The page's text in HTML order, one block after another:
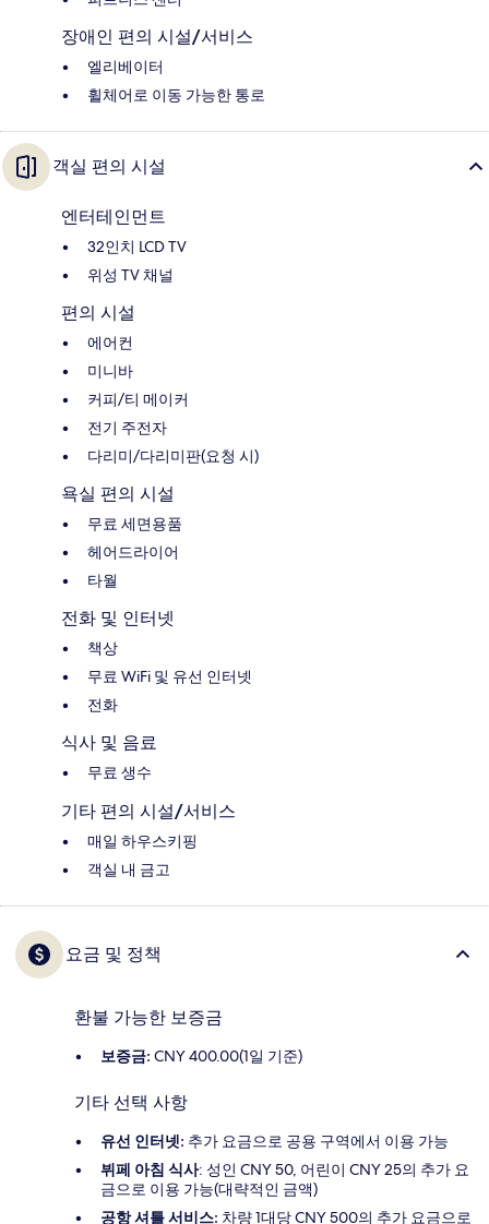
장애인 편의 시설/서비스
엘리베이터
휠체어로 이동 가능한 통로
객실 편의 시설
엔터테인먼트
32인치 LCD TV
위성 TV 채널
편의 시설
에어컨
미니바
커피/티 메이커
전기 주전자
다리미/다리미판(요청 시)
욕실 편의 시설
무료 세면용품
헤어드라이어
타월
전화 및 인터넷
책상
무료 WiFi 및 유선 인터넷
전화
식사 및 음료
무료 생수
기타 편의 시설/서비스
매일 하우스키핑
객실 내 금고
요금 및 정책
환불 가능한 보증금
보증금: CNY 400.00(1일 기준)
기타 선택 사항
유선 인터넷: 추가 요금으로 공용 구역에서 이용 가능
뷔페 아침 식사: 성인 CNY 50, 어린이 CNY 25의 추가 요
금으로 이용 가능(대략적인 금액)
공항 셔틀 서비스: 차량 1대당 CNY 500의 추가 요금으로